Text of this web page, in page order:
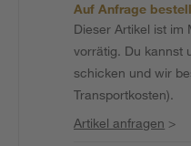
Auf Anfrage
Dieser Artikel ist im
vorrätig. Du kannst
schicken und wir
Transportkosten).
Artikel anfragen >